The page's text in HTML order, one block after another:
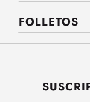
FOLLETOS